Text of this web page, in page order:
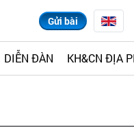
Gửi bài
DIỄN ĐÀN KH&CN ĐỊA